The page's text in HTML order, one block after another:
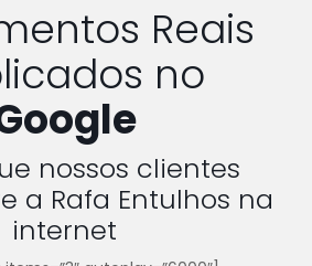
Reais
no
nossos clientes
a Rafa Entulhos na
internet